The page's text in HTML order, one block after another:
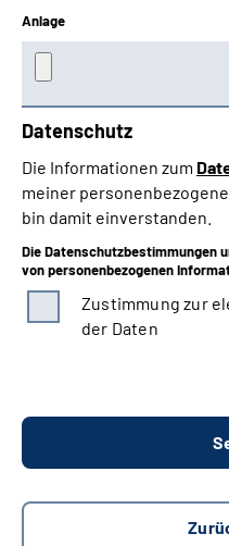
Anlage
Datenschutz
Die Informationen zum
meiner
bin damit einverstanden.
Die Datenschutzbestimmungen
Zustimmung zur
der Daten